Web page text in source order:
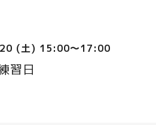
(土) 15:00～17:00
習日